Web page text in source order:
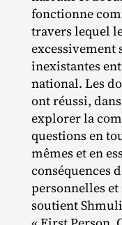
fonctionne
travers lequel
excessivement
inexistantes
national. Les
ont réussi,
explorer la
questions en
mêmes et en
conséquences
personnelles
soutient